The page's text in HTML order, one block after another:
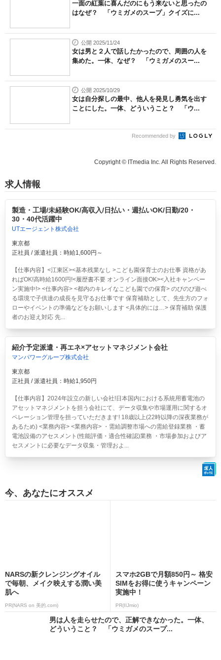
一面の紅葉に喜んだのにもう来ないと思ったの
はなぜ？ 「ウミガメのスープ」クイズに...
公開 2025/11/24
女は男と２人で話したかったので、周囲の人を
集めた。一体、なぜ？ 「ウミガメのスー...
公開 2025/10/29
女は自分探しの最中、他人を発見し勇気を出す
ことにした。一体、どういうこと？ 「ウ...
Recommended by
Copyright © ITmedia Inc. All Rights Reserved.
求人情報
製造・工場/未経験OK/高収入/日払い・週払いOK/日勤/20・
30・40代活躍中
UTエージェント株式会社
東京都
正社員 / 派遣社員：時給1,600円～
【仕事内容】<江東区><基本残業なし >こども園保育士のお仕事 資格があ
ればOK!高時給1600円!<履歴書不要 オンライン面接OK><入社キャンペー
ン実施中!> <仕事内容> <都内のキレイなこども園での保育> のびのび遊べ
る環境で子供達の成長を見守るお仕事です 保育補助として、先生方のフォ
ローやイベントの準備などをお願いします <具体的には…> 保育補助 保護
者のお迎え対応 先...
紹介予定派遣・再エネ×アセットマネジメント会社
マンパワーグループ株式会社
東京都
正社員 / 派遣社員：時給1,950円
【仕事内容】2024年設立の新しい会社!日本国内における系統用蓄電池の
アセットマネジメントを担う会社にて、データ収集や市場運用に関するオ
ペレーション管理を担っていただきます! 18歳以上(22時以降の深夜業務が
あるため) <業務内容> <業務内容> ・需給調整市場への需給登録業務 ・蓄
電池設備のアセスメント(性能評価・適合性確認)業務 ・市場参加およびア
セスメントに必要なデータ収集・管理およ...
今、あなたにオススメ
NARSの新クレンジングオイル
で毎朝、メイク映えする潤い美
肌へ
PR(NARS on 美的.com)
スマホ2GBで月額850円～ 格安
SIMをお得に使うキャンペーン
実施中！
PR(IIJmio)
男は人を走らせたので、正解できなかった。一体、
どういうこと？ 「ウミガメのスープ...